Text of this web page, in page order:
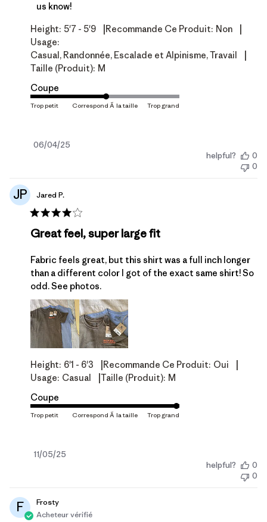
us know!
Height: 5'7 - 5'9 Recommande Ce Produit: Non
Usage:
Casual, Randonnée, Escalade et Alpinisme, Travail
Taille (produit): M
Coupe
Date
06/04/25
helpful?
0
0
JP Jared P.
Great feel, super large fit
Fabric feels great, but this shirt was a full inch longer
than a different color I got of the exact same shirt! So
odd. See photos.
Height: 6'1 - 6'3 Recommande Ce Produit: Oui
Usage: Casual Taille (produit): M
Coupe
Date
11/05/25
helpful?
0
0
F
Frosty
Acheteur vérifié